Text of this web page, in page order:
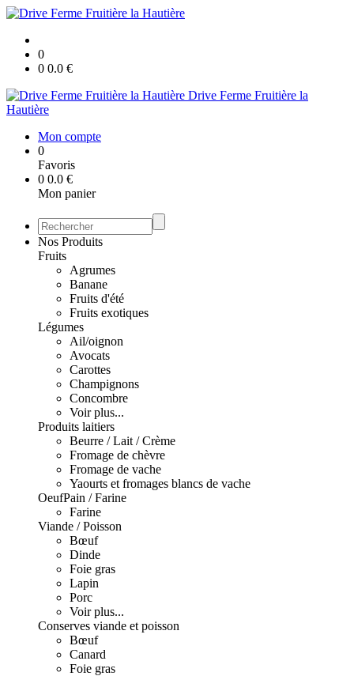
0
0 0.0 €
Drive Ferme Fruitière la
Hautière
Mon compte
0
Favoris
0 0.0 €
Mon panier
Nos Produits
Fruits
Agrumes
Banane
Fruits d'été
Fruits exotiques
Légumes
Ail/oignon
Avocats
Carottes
Champignons
Concombre
Voir plus...
Produits laitiers
Beurre / Lait / Crème
Fromage de chèvre
Fromage de vache
Yaourts et fromages blancs de vache
OeufPain / Farine
Farine
Viande / Poisson
Bœuf
Dinde
Foie gras
Lapin
Porc
Voir plus...
Conserves viande et poisson
Bœuf
Canard
Foie gras